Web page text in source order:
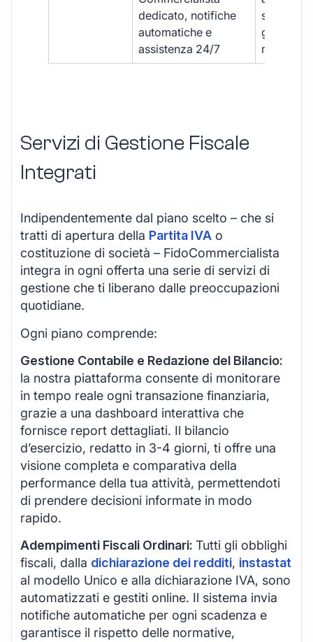
dedicato, notifiche
automatiche e
assistenza 24/7
studio e
gestione
manuale
Servizi di Gestione Fiscale
Integrati
Indipendentemente dal piano scelto – che si
tratti di apertura della Partita IVA o
costituzione di società – FidoCommercialista
integra in ogni offerta una serie di servizi di
gestione che ti liberano dalle preoccupazioni
quotidiane.
Ogni piano comprende:
Gestione Contabile e Redazione del Bilancio:
la nostra piattaforma consente di monitorare
in tempo reale ogni transazione finanziaria,
grazie a una dashboard interattiva che
fornisce report dettagliati. Il bilancio
d’esercizio, redatto in 3-4 giorni, ti offre una
visione completa e comparativa della
performance della tua attività, permettendoti
di prendere decisioni informate in modo
rapido.
Adempimenti Fiscali Ordinari: Tutti gli obblighi
fiscali, dalla dichiarazione dei redditi, instastat
al modello Unico e alla dichiarazione IVA, sono
automatizzati e gestiti online. Il sistema invia
notifiche automatiche per ogni scadenza e
garantisce il rispetto delle normative,